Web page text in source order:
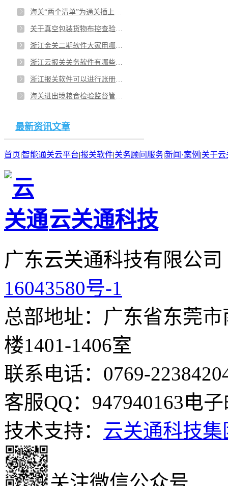
海关“两个清单”为通关插上便捷“翅膀”！江苏南京智能报关云平台三类作用优势？
关于真空包装货物布控查验企业具备哪些条件可以应用？上海企业想咨询关务顾问服务有哪些机构可以选？
浙江金关二期软件大家用哪个比较多？杭州金关二期报关软件有介绍吗？
浙江云报关关务软件有哪些？宁波口碑好的云报关软件有哪些？
浙江报关软件可以进行账册管理吗？温州关务软件哪个好？
海关进出境粮食检验监督管理受理条件有哪些？安徽合肥加工贸易关务管理软件跟企业配套使用吗？
最新资讯文章
首页 智能通关云平台 报关软件 关务顾问服务新闻·案例 关于云
云关通科技
广东云关通科技有限公
16043580号-1
总部地址：广东省东莞
楼1401-1406室
联系电话：0769-
客服QQ：947940163电子
技术支持： 云关通科技集